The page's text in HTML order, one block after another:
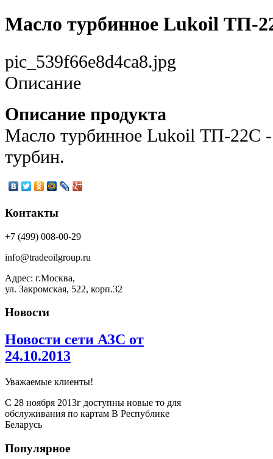
Масло турбинное Lukoil ТП-
pic_539f66e8d4ca8.jpg
Описание
Описание продукта
Масло турбинное Lukoil ТП-22С
турбин.
Контакты
+7 (499) 008-00-29
info@tradeoilgroup.ru
Адрес: г.Москва,
ул. Закромская, 522, корп.32
Новости
Новости сети АЗС от
24.10.2013
Уважаемые клиенты!
С 28 ноября 2013г доступны новые то для
обслуживания по картам В Республике
Беларусь
Популярное